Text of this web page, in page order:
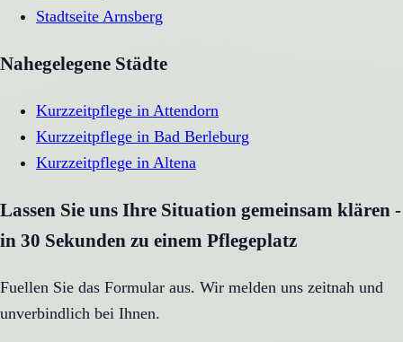
Stadtseite Arnsberg
Nahegelegene Städte
Kurzzeitpflege in Attendorn
Kurzzeitpflege in Bad Berleburg
Kurzzeitpflege in Altena
Lassen Sie uns Ihre Situation gemeinsam klären -
in 30 Sekunden zu einem Pflegeplatz
Fuellen Sie das Formular aus. Wir melden uns zeitnah und
unverbindlich bei Ihnen.